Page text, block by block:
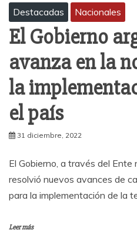
Destacadas Nacionales
El Gobierno
avanza en la
la
el país
31 diciembre, 2022
El Gobierno, a través del Ente
resolvió nuevos avances de
para la implementación de la
Leer más